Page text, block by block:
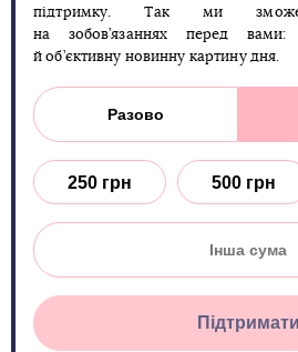
підтримку. Так ми
на зобов’язаннях перед вами:
й об’єктивну новинну картину дня.
Разово
250 грн 500 грн
Підтримати